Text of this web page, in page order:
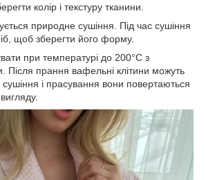
колір і текстуру тканини.
природне сушіння. Під час сушіння
щоб зберегти його форму.
при температурі до 200°С з
Після прання вафельні клітини можуть
сушіння і прасування вони повертаються